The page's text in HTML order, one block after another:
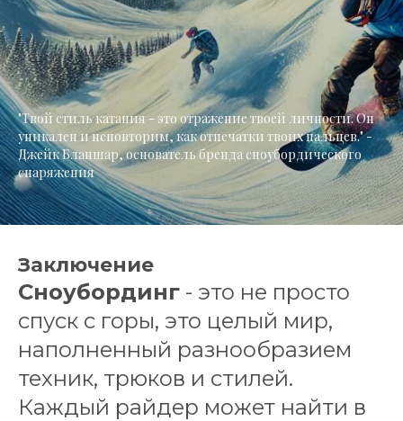
"Твой стиль катания - это отражение твоей личности. Он
уникален и неповторим, как отпечатки твоих пальцев." -
Джейк Бланшар, основатель бренда сноубордического
снаряжения
Заключение
Сноубординг - это не просто
спуск с горы, это целый мир,
наполненный разнообразием
техник, трюков и стилей.
Каждый райдер может найти в